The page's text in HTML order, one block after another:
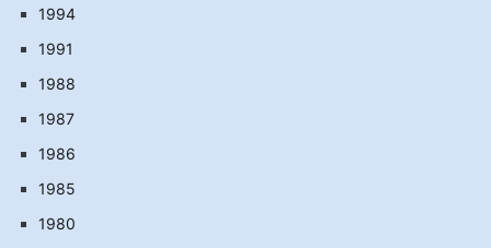
1994
1991
1988
1987
1986
1985
1980